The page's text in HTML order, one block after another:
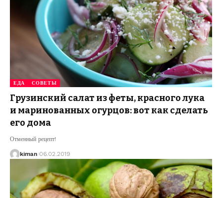
ЕДА СОВЕТЫ
Грузинский салат из феты, красного лука
и маринованных огурцов: вот как сделать
его дома
Отменный рецепт!
kiman 06.02.2019